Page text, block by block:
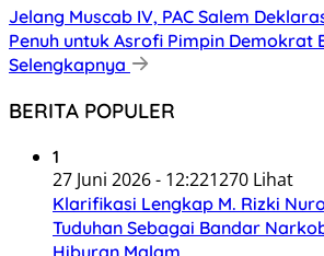
Jelang Muscab IV, PAC Salem
Penuh untuk Asrofi Pimpin Demokrat
Selengkapnya
BERITA POPULER
1
27 Juni 2026 - 12:221270 Lihat
Klarifikasi Lengkap M. Rizki
Tuduhan Sebagai Bandar
Hiburan Malam